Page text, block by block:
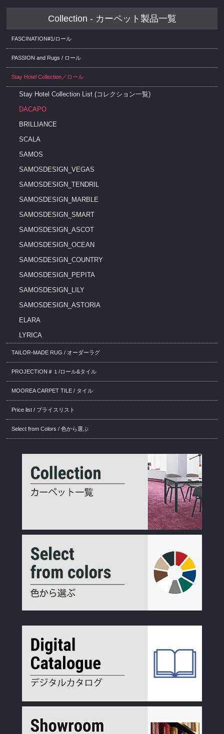
Collection - カーペット製品一覧
FASCINATION#1/ロール
PASSION and Rugs / ロール
Stay Hotel Collection／ロール
Stay Hotel Collection List (コレクション一覧)
DACAPO
BRILLIANCE
SCALA
SAMOS
SAMOSDESIGN_VEGAS
SAMOSDESIGN_TENDRIL
SAMOSDESIGN_MARBLE
SAMOSDESIGN_SMART
SAMOSDESIGN_ASCOT
SAMOSDESIGN_OCEAN
SAMOSDESIGN_COUNTRY
SAMOSDESIGN_PEPITA
SAMOSDESIGN_LILY
SAMOSDESIGN_ASTORIA
ELARA
LYRICA
TAILOR-MADE RUG / オーダーラグ
PROJECTION＃１/ロール&タイル
MOOREA CARPET TILE / タイル
Price list / プライスリスト
Select from Colors / 色から選ぶ